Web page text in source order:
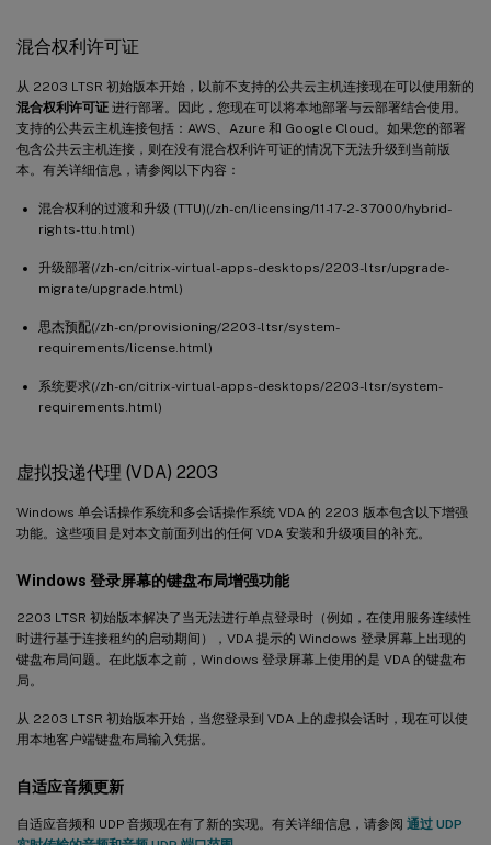
混合权利许可证
从 2203 LTSR 初始版本开始，以前不支持的公共云主机连接现在可以使用新的
混合权利许可证 进行部署。因此，您现在可以将本地部署与云部署结合使用。
支持的公共云主机连接包括：AWS、Azure 和 Google Cloud。如果您的部署
包含公共云主机连接，则在没有混合权利许可证的情况下无法升级到当前版
本。有关详细信息，请参阅以下内容：
混合权利的过渡和升级 (TTU)(/zh-cn/licensing/11-17-2-37000/hybrid-
rights-ttu.html)
升级部署(/zh-cn/citrix-virtual-apps-desktops/2203-ltsr/upgrade-
migrate/upgrade.html)
思杰预配(/zh-cn/provisioning/2203-ltsr/system-
requirements/license.html)
系统要求(/zh-cn/citrix-virtual-apps-desktops/2203-ltsr/system-
requirements.html)
虚拟投递代理 (VDA) 2203
Windows 单会话操作系统和多会话操作系统 VDA 的 2203 版本包含以下增强
功能。这些项目是对本文前面列出的任何 VDA 安装和升级项目的补充。
Windows 登录屏幕的键盘布局增强功能
2203 LTSR 初始版本解决了当无法进行单点登录时（例如，在使用服务连续性
时进行基于连接租约的启动期间），VDA 提示的 Windows 登录屏幕上出现的
键盘布局问题。在此版本之前，Windows 登录屏幕上使用的是 VDA 的键盘布
局。
从 2203 LTSR 初始版本开始，当您登录到 VDA 上的虚拟会话时，现在可以使
用本地客户端键盘布局输入凭据。
自适应音频更新
自适应音频和 UDP 音频现在有了新的实现。有关详细信息，请参阅 通过 UDP